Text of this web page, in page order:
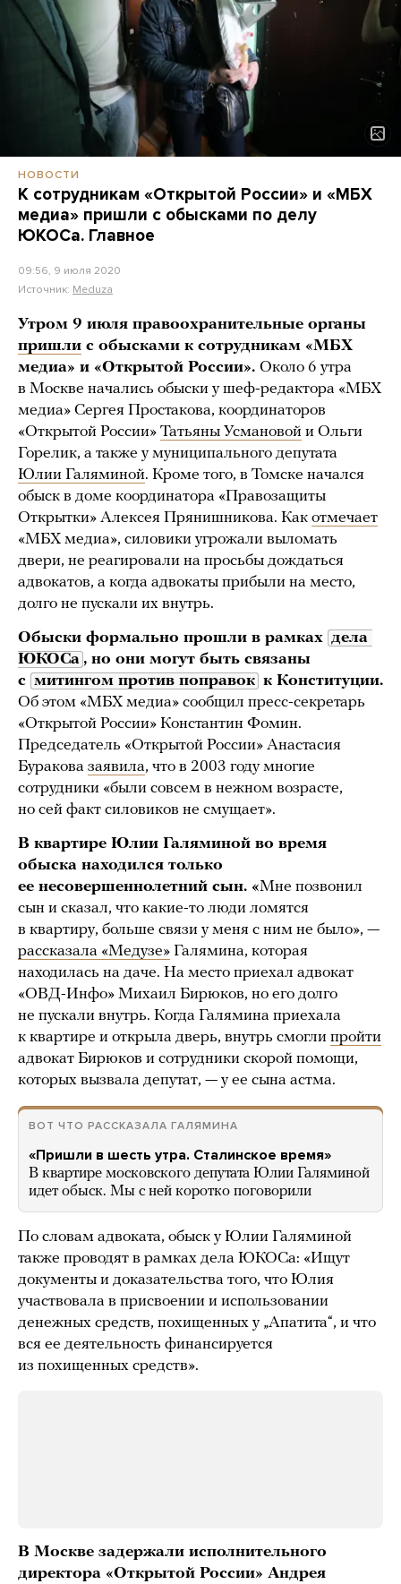
НОВОСТИ
К сотрудникам «Открытой России» и «МБХ
медиа» пришли с обысками по делу
ЮКОСа. Главное
09:56, 9 июля 2020
Источник: Meduza
Утром 9 июля правоохранительные органы
пришли с обысками к сотрудникам «МБХ
медиа» и «Открытой России». Около 6 утра
в Москве начались обыски у шеф-редактора «МБХ
медиа» Сергея Простакова, координаторов
«Открытой России» Татьяны Усмановой и Ольги
Горелик, а также у муниципального депутата
Юлии Галяминой. Кроме того, в Томске начался
обыск в доме координатора «Правозащиты
Открытки» Алексея Прянишникова. Как отмечает
«МБХ медиа», силовики угрожали выломать
двери, не реагировали на просьбы дождаться
адвокатов, а когда адвокаты прибыли на место,
долго не пускали их внутрь.
Обыски формально прошли в рамках дела
ЮКОСа , но они могут быть связаны
с митингом против поправок к Конституции.
Об этом «МБХ медиа» сообщил пресс-секретарь
«Открытой России» Константин Фомин.
Председатель «Открытой России» Анастасия
Буракова заявила, что в 2003 году многие
сотрудники «были совсем в нежном возрасте,
но сей факт силовиков не смущает».
В квартире Юлии Галяминой во время
обыска находился только
ее несовершеннолетний сын. «Мне позвонил
сын и сказал, что какие-то люди ломятся
в квартиру, больше связи у меня с ним не было», —
рассказала «Медузе» Галямина, которая
находилась на даче. На место приехал адвокат
«ОВД-Инфо» Михаил Бирюков, но его долго
не пускали внутрь. Когда Галямина приехала
к квартире и открыла дверь, внутрь смогли пройти
адвокат Бирюков и сотрудники скорой помощи,
которых вызвала депутат, — у ее сына астма.
ВОТ ЧТО РАССКАЗАЛА ГАЛЯМИНА
«Пришли в шесть утра. Сталинское время»
В квартире московского депутата Юлии Галяминой
идет обыск. Мы с ней коротко поговорили
По словам адвоката, обыск у Юлии Галяминой
также проводят в рамках дела ЮКОСа: «Ищут
документы и доказательства того, что Юлия
участвовала в присвоении и использовании
денежных средств, похищенных у „Апатита“, и что
вся ее деятельность финансируется
из похищенных средств».
В Москве задержали исполнительного
директора «Открытой России» Андрея